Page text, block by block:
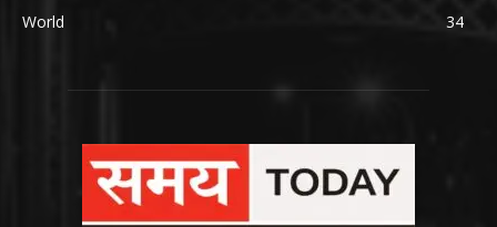
World
34